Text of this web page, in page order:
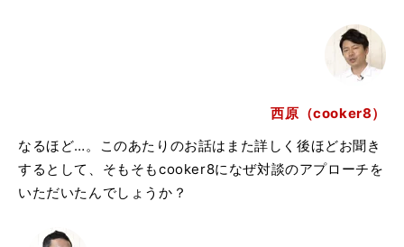
西原（cooker8）
なるほど…。このあたりのお話はまた詳しく後ほどお聞き
するとして、そもそもcooker8になぜ対談のアプローチを
いただいたんでしょうか？